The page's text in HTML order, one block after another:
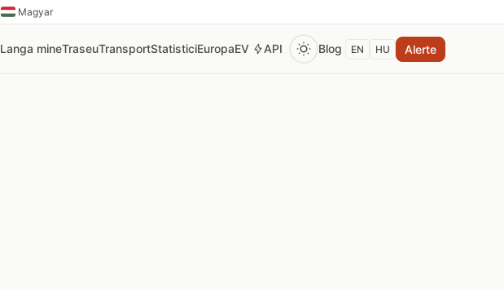
Magyar
Langa mineTraseuTransportStatisticiEuropaEV API Blog EN HU Alerte